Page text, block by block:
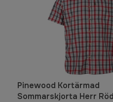
Pinewood Kortärmad
Sommarskjorta Herr